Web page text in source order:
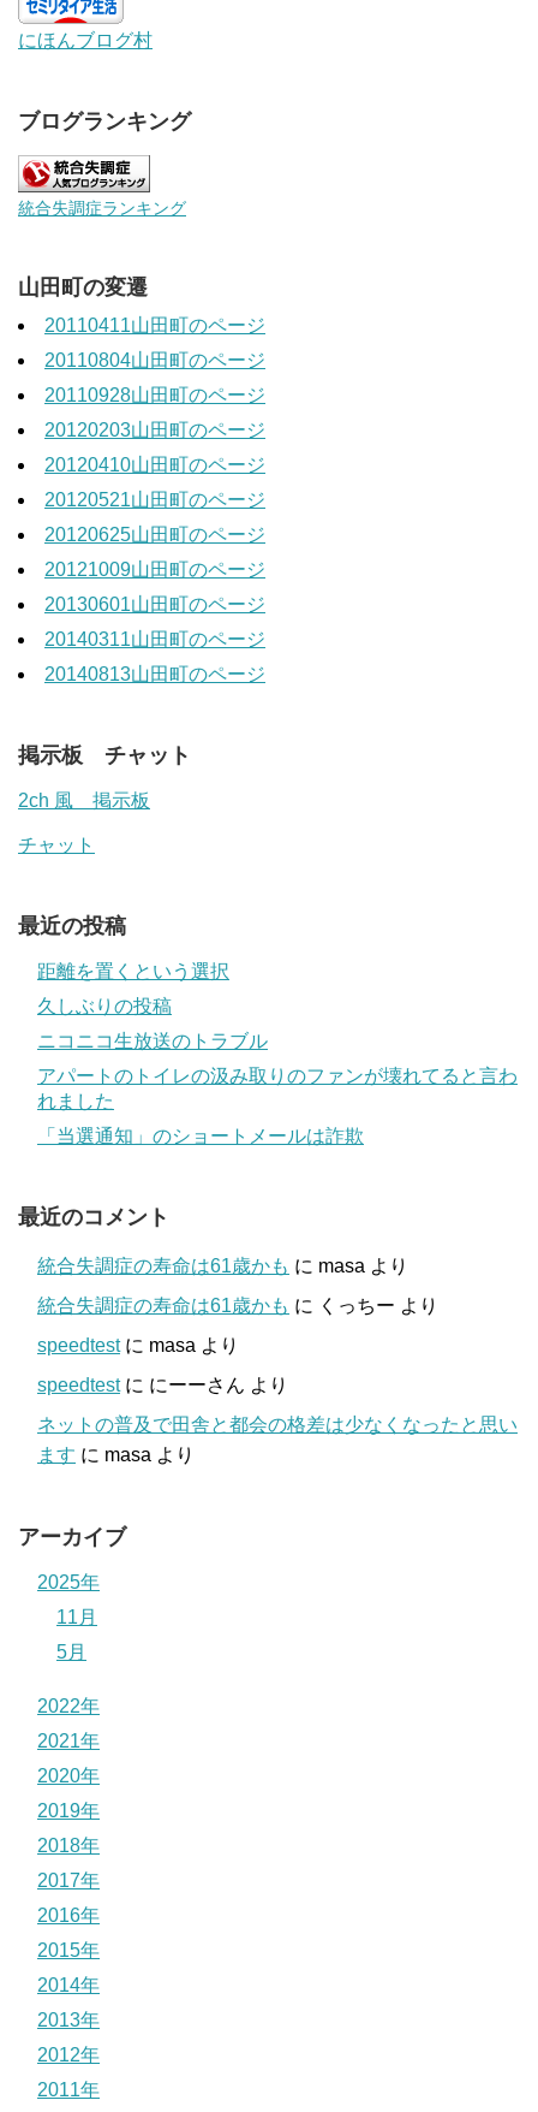
にほんブログ村
ブログランキング
統合失調症ランキング
山田町の変遷
20110411山田町のページ
20110804山田町のページ
20110928山田町のページ
20120203山田町のページ
20120410山田町のページ
20120521山田町のページ
20120625山田町のページ
20121009山田町のページ
20130601山田町のページ
20140311山田町のページ
20140813山田町のページ
掲示板 チャット
2ch 風 掲示板
チャット
最近の投稿
距離を置くという選択
久しぶりの投稿
ニコニコ生放送のトラブル
アパートのトイレの汲み取りのファンが壊れてると言わ
れました
「当選通知」のショートメールは詐欺
最近のコメント
統合失調症の寿命は61歳かも に masa より
統合失調症の寿命は61歳かも に くっちー より
speedtestに masa より
speedtestに にーーさん より
ネットの普及で田舎と都会の格差は少なくなったと思い
ます に masa より
アーカイブ
2025年
11月
5月
2022年
2021年
2020年
2019年
2018年
2017年
2016年
2015年
2014年
2013年
2012年
2011年